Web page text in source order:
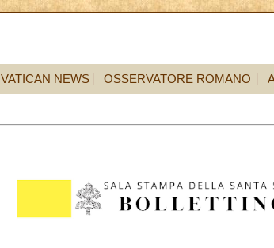
VATICAN NEWS OSSERVATORE ROMANO